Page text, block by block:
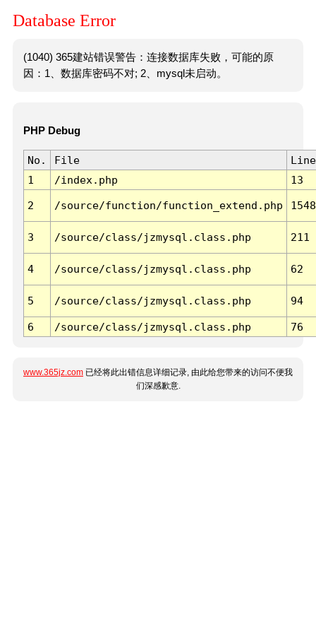
Database Error
(1040) 365建站错误警告：连接数据库失败，可能的原
因：1、数据库密码不对; 2、mysql未启动。
PHP Debug
No. File
Line
1
/index.php 13
2 /source/function/function_extend.php 1548
3 /source/class/jzmysql.class.php 211
4 /source/class/jzmysql.class.php 62
5 /source/class/jzmysql.class.php 94
6 /source/class/jzmysql.class.php 76
www.365jz.com 已经将此出错信息详细记录, 由此给您带来的访问不便我
们深感歉意.